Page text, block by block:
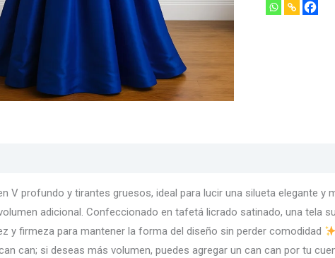
V profundo y tirantes gruesos, ideal para lucir una silueta elegante y
adicional. Confeccionado en tafetá licrado satinado, una tela
y firmeza para mantener la forma del diseño sin perder comodidad
can; si deseas más volumen, puedes agregar un can can por tu